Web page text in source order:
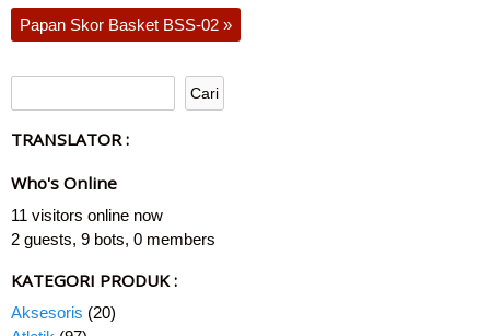
Papan Skor Basket BSS-02 »
TRANSLATOR :
Who's Online
11 visitors online now
2 guests, 9 bots, 0 members
KATEGORI PRODUK :
Aksesoris (20)